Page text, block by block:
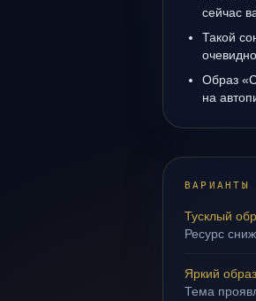
сейчас
Такой
Образ
на
ВАРИАНТЫ
Тусклый
Ресурс
Яркий
Тема